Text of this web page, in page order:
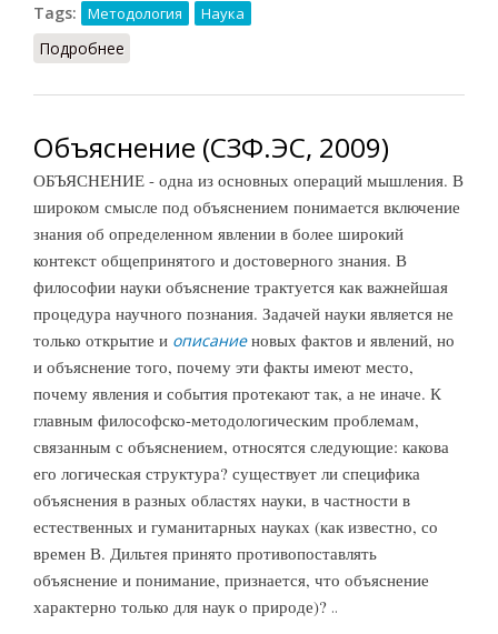
Tags:
Методология Наука
Подробнее
Объяснение (СЗФ.ЭС, 2009)
ОБЪЯСНЕНИЕ - одна из основных операций мышления. В
широком смысле под объяснением понимается включение
знания об определенном явлении в более широкий
контекст общепринятого и достоверного знания. В
философии науки объяснение трактуется как важнейшая
процедура научного познания. Задачей науки является не
только открытие и описаниеновых фактов и явлений, но
и объяснение того, почему эти факты имеют место,
почему явления и события протекают так, а не иначе. К
главным философско-методологическим проблемам,
связанным с объяснением, относятся следующие: какова
его логическая структура? существует ли специфика
объяснения в разных областях науки, в частности в
естественных и гуманитарных науках (как известно, со
времен В. Дильтея принято противопоставлять
объяснение и понимание, признается, что объяснение
характерно только для наук о природе)? ..